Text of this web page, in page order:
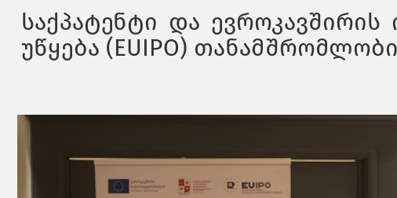
საქპატენტი და
უწყება (EUIPO)